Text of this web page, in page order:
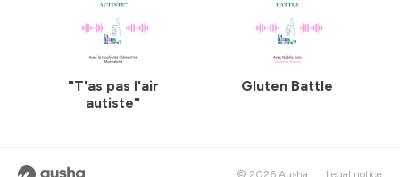
"T'as pas l'air
autiste"
Gluten Battle
© 2026 Ausha Legal notice